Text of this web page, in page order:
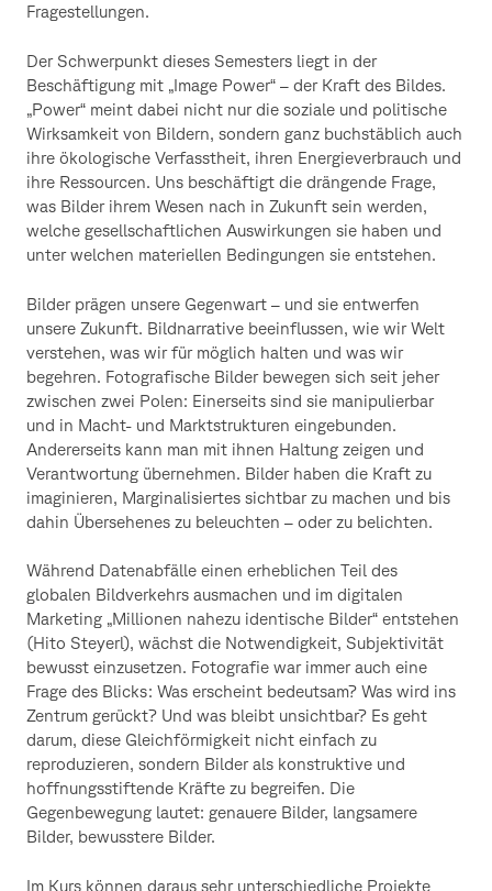
Fragestellungen.
Der Schwerpunkt dieses Semesters liegt in der
Beschäftigung mit „Image Power“ – der Kraft des Bildes.
„Power“ meint dabei nicht nur die soziale und politische
Wirksamkeit von Bildern, sondern ganz buchstäblich auch
ihre ökologische Verfasstheit, ihren Energieverbrauch und
ihre Ressourcen. Uns beschäftigt die drängende Frage,
was Bilder ihrem Wesen nach in Zukunft sein werden,
welche gesellschaftlichen Auswirkungen sie haben und
unter welchen materiellen Bedingungen sie entstehen.
Bilder prägen unsere Gegenwart – und sie entwerfen
unsere Zukunft. Bildnarrative beeinflussen, wie wir Welt
verstehen, was wir für möglich halten und was wir
begehren. Fotografische Bilder bewegen sich seit jeher
zwischen zwei Polen: Einerseits sind sie manipulierbar
und in Macht- und Marktstrukturen eingebunden.
Andererseits kann man mit ihnen Haltung zeigen und
Verantwortung übernehmen. Bilder haben die Kraft zu
imaginieren, Marginalisiertes sichtbar zu machen und bis
dahin Übersehenes zu beleuchten – oder zu belichten.
Während Datenabfälle einen erheblichen Teil des
globalen Bildverkehrs ausmachen und im digitalen
Marketing „Millionen nahezu identische Bilder“ entstehen
(Hito Steyerl), wächst die Notwendigkeit, Subjektivität
bewusst einzusetzen. Fotografie war immer auch eine
Frage des Blicks: Was erscheint bedeutsam? Was wird ins
Zentrum gerückt? Und was bleibt unsichtbar? Es geht
darum, diese Gleichförmigkeit nicht einfach zu
reproduzieren, sondern Bilder als konstruktive und
hoffnungsstiftende Kräfte zu begreifen. Die
Gegenbewegung lautet: genauere Bilder, langsamere
Bilder, bewusstere Bilder.
Im Kurs können daraus sehr unterschiedliche Projekte